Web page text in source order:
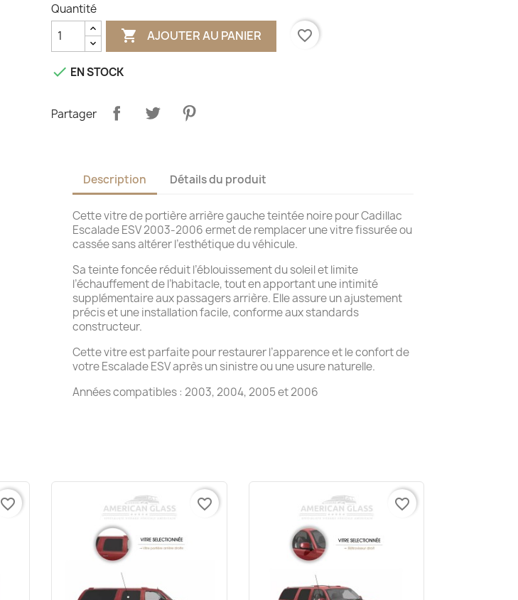
Quantité
 AJOUTER AU PANIER favorite_border
 EN STOCK
Partager
Description Détails du produit
Cette vitre de portière arrière gauche teintée noire pour Cadillac
Escalade ESV 2003-2006 ermet de remplacer une vitre fissurée ou
cassée sans altérer l’esthétique du véhicule.
Sa teinte foncée réduit l’éblouissement du soleil et limite
l’échauffement de l’habitacle, tout en apportant une intimité
supplémentaire aux passagers arrière. Elle assure un ajustement
précis et une installation facile, conforme aux standards
constructeur.
Cette vitre est parfaite pour restaurer l’apparence et le confort de
votre Escalade ESV après un sinistre ou une usure naturelle.
Années compatibles : 2003, 2004, 2005 et 2006
favorite_border favorite_border favorite_border